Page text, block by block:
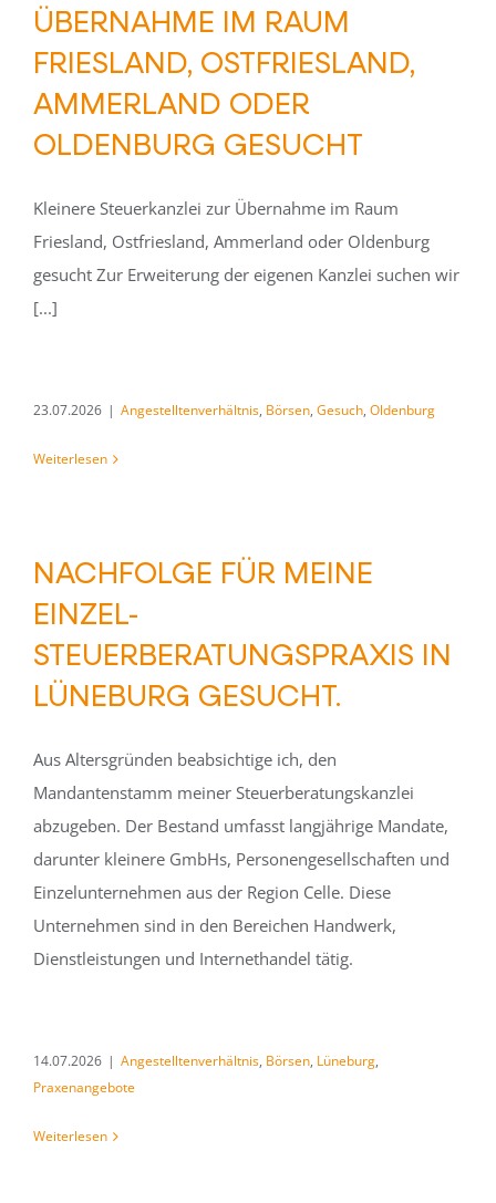
ÜBERNAHME IM RAUM
FRIESLAND, OSTFRIESLAND,
AMMERLAND ODER
OLDENBURG GESUCHT
Kleinere Steuerkanzlei zur Übernahme im Raum
Friesland, Ostfriesland, Ammerland oder Oldenburg
gesucht Zur Erweiterung der eigenen Kanzlei suchen wir
[...]
23.07.2026 | Angestelltenverhältnis, Börsen, Gesuch, Oldenburg
Weiterlesen
NACHFOLGE FÜR MEINE
EINZEL-
STEUERBERATUNGSPRAXIS IN
LÜNEBURG GESUCHT.
Aus Altersgründen beabsichtige ich, den
Mandantenstamm meiner Steuerberatungskanzlei
abzugeben. Der Bestand umfasst langjährige Mandate,
darunter kleinere GmbHs, Personengesellschaften und
Einzelunternehmen aus der Region Celle. Diese
Unternehmen sind in den Bereichen Handwerk,
Dienstleistungen und Internethandel tätig.
14.07.2026 | Angestelltenverhältnis, Börsen, Lüneburg,
Praxenangebote
Weiterlesen